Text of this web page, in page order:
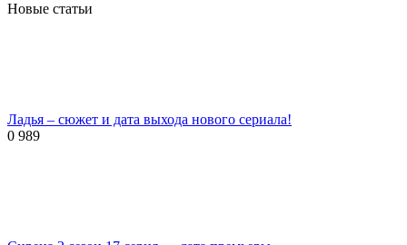
Новые статьи
Ладья – сюжет и дата выхода нового сериала!
0 989